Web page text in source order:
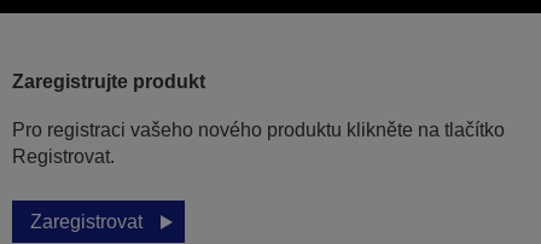
Zaregistrujte produkt
Pro registraci vašeho nového produktu klikněte na tlačítko
Registrovat.
Zaregistrovat